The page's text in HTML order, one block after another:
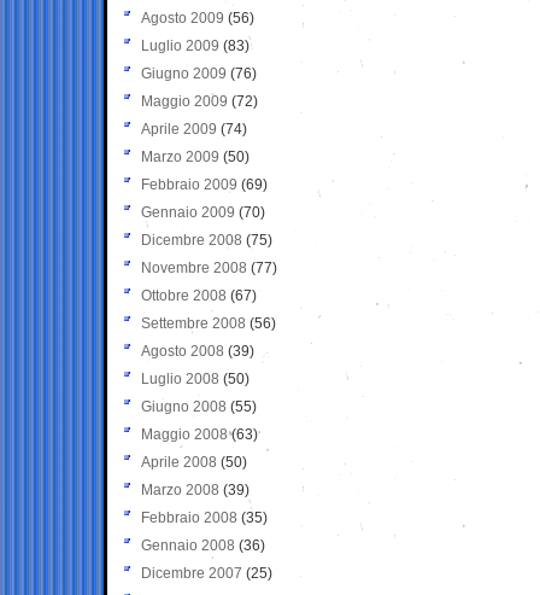
Agosto 2009 (56)
Luglio 2009 (83)
Giugno 2009 (76)
Maggio 2009 (72)
Aprile 2009 (74)
Marzo 2009 (50)
Febbraio 2009 (69)
Gennaio 2009 (70)
Dicembre 2008 (75)
Novembre 2008 (77)
Ottobre 2008 (67)
Settembre 2008 (56)
Agosto 2008 (39)
Luglio 2008 (50)
Giugno 2008 (55)
Maggio 2008(63)
Aprile 2008 (50)
Marzo 2008 (39)
Febbraio 2008 (35)
Gennaio 2008 (36)
Dicembre 2007 (25)